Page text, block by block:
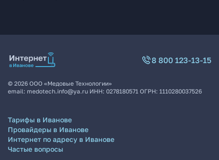
8 800 123-13-15
© 2026 ООО «Медовые Технологии»
email: medotech.info@ya.ru ИНН: 0278180571 ОГРН: 1110280037526
Тарифы в Иванове
Провайдеры в Иванове
Интернет по адресу в Иванове
Частые вопросы